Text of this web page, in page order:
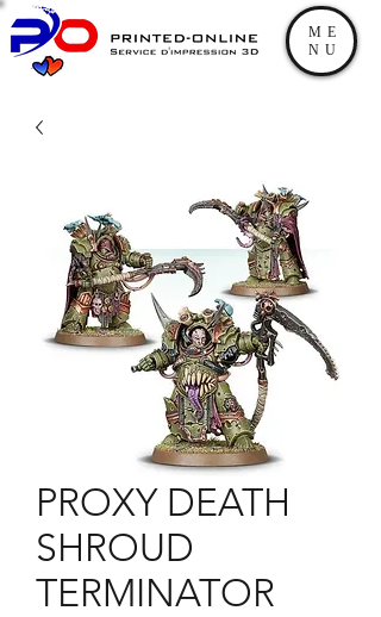
ME
NU
PROXY DEATH
SHROUD
TERMINATOR